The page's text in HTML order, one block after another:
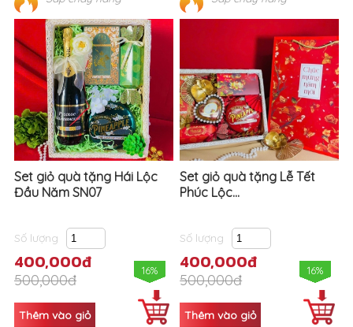
Set giỏ quà tặng Hái Lộc
Đầu Năm SN07
Số lượng
400,000đ
500,000đ
16%
Set giỏ quà tặng Lễ Tết
Phúc Lộc...
Số lượng
400,000đ
500,000đ
16%